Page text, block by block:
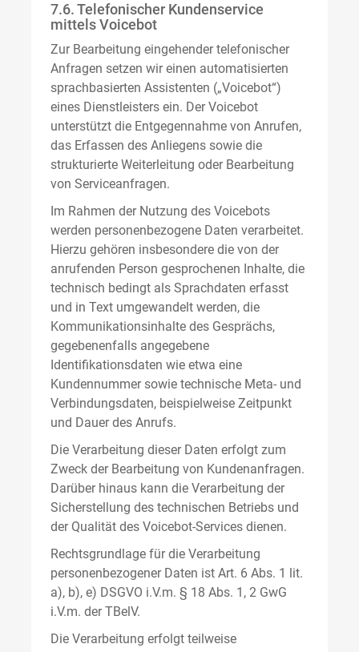
7.6. Telefonischer Kundenservice
mittels Voicebot
Zur Bearbeitung eingehender telefonischer
Anfragen setzen wir einen automatisierten
sprachbasierten Assistenten („Voicebot“)
eines Dienstleisters ein. Der Voicebot
unterstützt die Entgegennahme von Anrufen,
das Erfassen des Anliegens sowie die
strukturierte Weiterleitung oder Bearbeitung
von Serviceanfragen.
Im Rahmen der Nutzung des Voicebots
werden personenbezogene Daten verarbeitet.
Hierzu gehören insbesondere die von der
anrufenden Person gesprochenen Inhalte, die
technisch bedingt als Sprachdaten erfasst
und in Text umgewandelt werden, die
Kommunikationsinhalte des Gesprächs,
gegebenenfalls angegebene
Identifikationsdaten wie etwa eine
Kundennummer sowie technische Meta- und
Verbindungsdaten, beispielweise Zeitpunkt
und Dauer des Anrufs.
Die Verarbeitung dieser Daten erfolgt zum
Zweck der Bearbeitung von Kundenanfragen.
Darüber hinaus kann die Verarbeitung der
Sicherstellung des technischen Betriebs und
der Qualität des Voicebot-Services dienen.
Rechtsgrundlage für die Verarbeitung
personenbezogener Daten ist Art. 6 Abs. 1 lit.
a), b), e) DSGVO i.V.m. § 18 Abs. 1, 2 GwG
i.V.m. der TBelV.
Die Verarbeitung erfolgt teilweise